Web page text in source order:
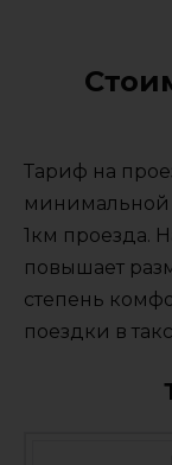
Тариф на
минимальной
1км проезда.
повышает
степень
поездки в